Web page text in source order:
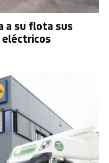
a su flota sus